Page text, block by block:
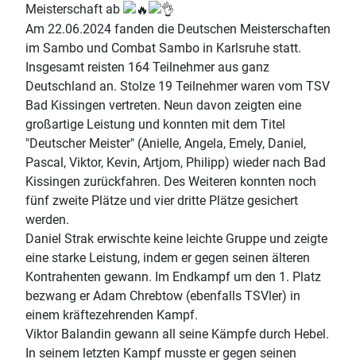
Meisterschaft ab
Am 22.06.2024 fanden die Deutschen Meisterschaften
im Sambo und Combat Sambo in Karlsruhe statt.
Insgesamt reisten 164 Teilnehmer aus ganz
Deutschland an. Stolze 19 Teilnehmer waren vom TSV
Bad Kissingen vertreten. Neun davon zeigten eine
großartige Leistung und konnten mit dem Titel
"Deutscher Meister" (Anielle, Angela, Emely, Daniel,
Pascal, Viktor, Kevin, Artjom, Philipp) wieder nach Bad
Kissingen zurückfahren. Des Weiteren konnten noch
fünf zweite Plätze und vier dritte Plätze gesichert
werden.
Daniel Strak erwischte keine leichte Gruppe und zeigte
eine starke Leistung, indem er gegen seinen älteren
Kontrahenten gewann. Im Endkampf um den 1. Platz
bezwang er Adam Chrebtow (ebenfalls TSVler) in
einem kräftezehrenden Kampf.
Viktor Balandin gewann all seine Kämpfe durch Hebel.
In seinem letzten Kampf musste er gegen seinen